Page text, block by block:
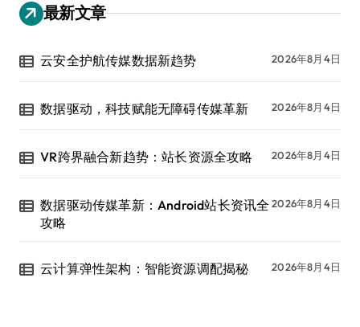
最新文章
云安全护航传媒数据新趋势 2026年8月4日
数据驱动，科技赋能无障碍传媒革新 2026年8月4日
VR跨界融合新趋势：站长资源全攻略 2026年8月4日
数据驱动传媒革新：Android站长资讯全
攻略
2026年8月4日
云计算弹性架构：智能资源调配揭秘 2026年8月4日